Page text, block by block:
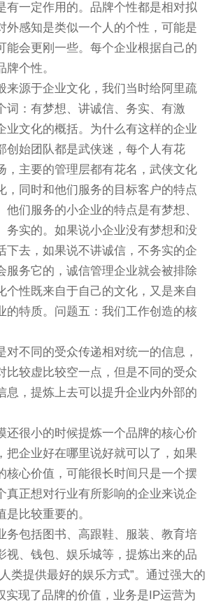
有一定作用的。品牌个性都是相对拟
外感知是类似一个人的个性，可能是
能会更刚一些。每个企业根据自己的
牌个性。
来源于企业文化，我们当时给阿里疏
词：有梦想、讲诚信、务实、有激
业文化的概括。为什么有这样的企业
创始团队都是武侠迷，每个人有花
，主要的管理层都有花名，武侠文化
，同时和他们服务的目标客户的特点
他们服务的小企业的特点是有梦想、
务实的。如果说小企业没有梦想和没
下去，如果说不讲诚信，不务实的企
服务它的，诚信管理企业就会被排除
个性既来自于自己的文化，又是来自
的特质。问题五：我们工作创造的核
对不同的受众传递相对统一的信息，
比较虚比较空一点，但是不同的受众
息，提炼上去可以提升企业内外部的
还很小的时候提炼一个品牌的核心价
把企业好在哪里说好就可以了，如果
核心价值，可能很长时间只是一个摆
真正想对行业有所影响的企业来说企
比较重要的。
务包括图书、高跟鞋、服装、教育培
视、钱包、娱乐城等，提炼出来的品
类提供最好的娱乐方式”。通过强大的
实现了品牌的价值，业务是IP运营为